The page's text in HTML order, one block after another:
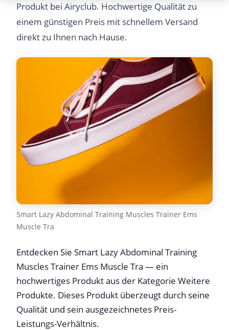
Produkt bei Airyclub. Hochwertige Qualität zu
einem günstigen Preis mit schnellem Versand
direkt zu Ihnen nach Hause.
Smart Lazy Abdominal Training Muscles Trainer Ems
Muscle Tra
Entdecken Sie Smart Lazy Abdominal Training
Muscles Trainer Ems Muscle Tra — ein
hochwertiges Produkt aus der Kategorie Weitere
Produkte. Dieses Produkt überzeugt durch seine
Qualität und sein ausgezeichnetes Preis-
Leistungs-Verhältnis.